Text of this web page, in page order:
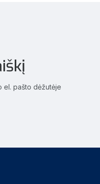
el. pašto dėžutėje